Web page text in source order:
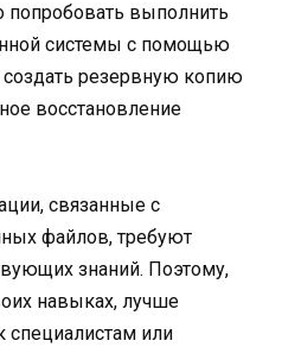
выполнить
системы с помощью
создать резервную копию
восстановление
связанные с
файлов, требуют
знаний. Поэтому,
навыках, лучше
специалистам или